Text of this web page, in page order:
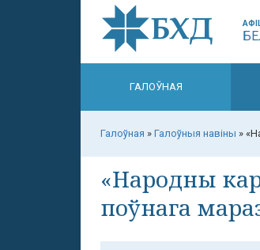
ГАЛОЎНАЯ
Галоўная » Галоўныя навіны »
«Народны
поўнага